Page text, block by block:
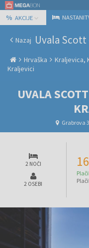
% AKCIJE
Nazaj
Hrvaška Kraljevica,
Kraljevici
UVALA
Grabrova
2 NOČI
2 OSEBI